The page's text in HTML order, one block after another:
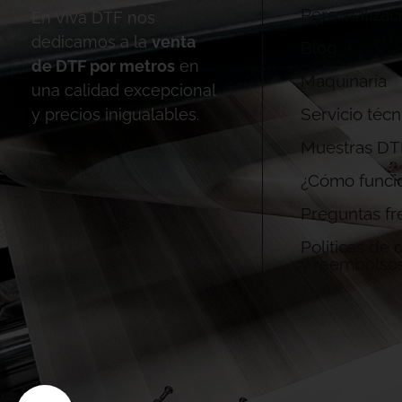
En Viva DTF nos
dedicamos a la venta
de DTF por metros en
una calidad excepcional
y precios inigualables.
Maquinaria
Servicio
Muestras
¿Cómo
Preguntas
Politicas de